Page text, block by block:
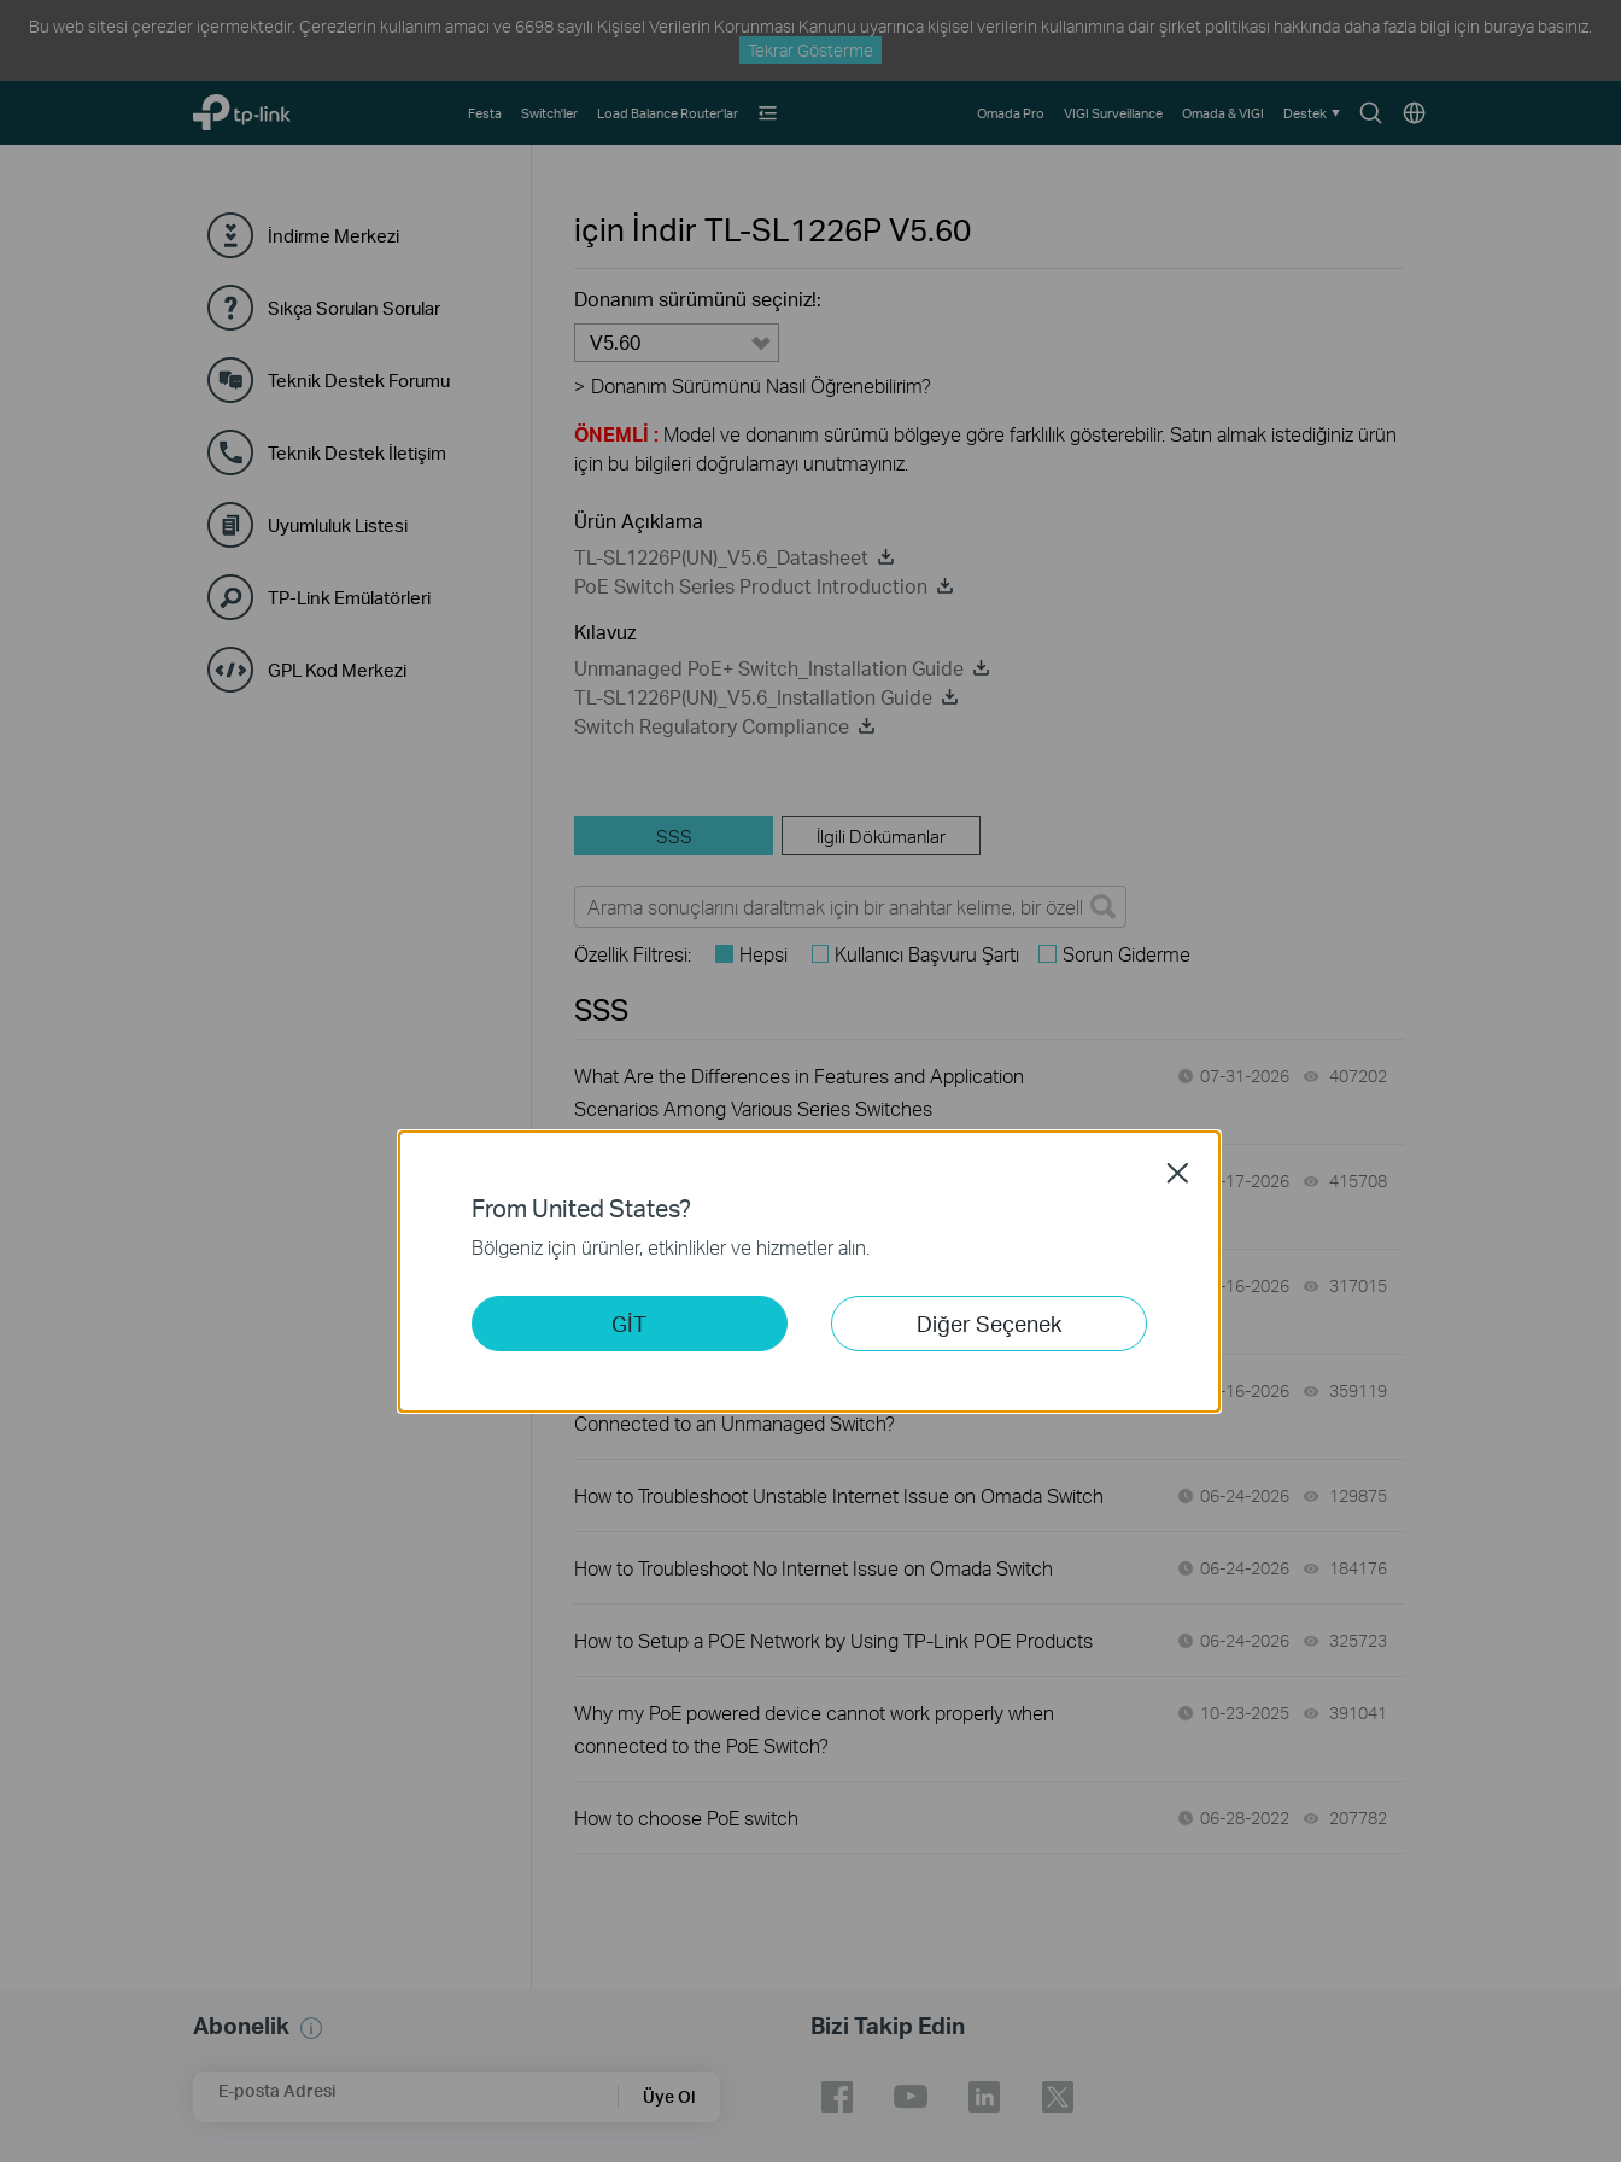
Bu web sitesi çerezler içermektedir. Çerezlerin kullanım amacı ve 6698 sayılı Kişisel Verilerin Korunması Kanunu uyarınca kişisel verilerin kullanımına dair şirket politikası hakkında daha fazla bilgi için buraya basınız.
Tekrar Gösterme
TP-Link, Reliably Smart
AramaKonum
Festa Switch'ler Load Balance Router'lar Omada Pro VIGI Surveillance Omada & VIGI Destek
İndirme Merkezi
Sıkça Sorulan Sorular
Teknik Destek Forumu
Teknik Destek İletişim
Uyumluluk Listesi
TP-Link Emülatörleri
GPL Kod Merkezi
için İndir TL-SL1226P V5.60
Donanım sürümünü seçiniz!:
V5.60
> Donanım Sürümünü Nasıl Öğrenebilirim?
ÖNEMLİ : Model ve donanım sürümü bölgeye göre farklılık gösterebilir. Satın almak istediğiniz ürün
için bu bilgileri doğrulamayı unutmayınız.
Ürün Açıklama
TL-SL1226P(UN)_V5.6_Datasheet
PoE Switch Series Product Introduction
Kılavuz
Unmanaged PoE+ Switch_Installation Guide
TL-SL1226P(UN)_V5.6_Installation Guide
Switch Regulatory Compliance
SSS İlgili Dökümanlar
Özellik Filtresi: Hepsi Kullanıcı Başvuru Şartı Sorun Giderme
SSS
What Are the Differences in Features and Application
Scenarios Among Various Series Switches
07-31-2026 407202
Unmanaged Switch?
07-17-2026 415708
TP-Link Unmanaged Switch?
07-16-2026 317015
Connected to an Unmanaged Switch?
07-16-2026 359119
How to Troubleshoot Unstable Internet Issue on Omada Switch 06-24-2026 129875
How to Troubleshoot No Internet Issue on Omada Switch 06-24-2026 184176
How to Setup a POE Network by Using TP-Link POE Products 06-24-2026 325723
Why my PoE powered device cannot work properly when
connected to the PoE Switch?
10-23-2025 391041
How to choose PoE switch 06-28-2022 207782
Abonelik
E-posta Adresi Üye Ol
Bizi Takip Edin
From United States?
Bölgeniz için ürünler, etkinlikler ve hizmetler alın.
GİT Diğer Seçenek
Close